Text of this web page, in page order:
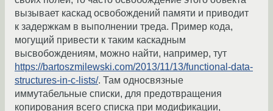
вызывает каскад освобождений памяти и приводит
к задержкам в выполнении треда. Пример кода,
могущий привести к таким каскадным
высвобождениям, можно найти, например, тут
https://bartoszmilewski.com/2013/11/13/functional-data-
structures-in-c-lists/. Там односвязные
иммутабельные списки, для предотвращения
копирования всего списка при модификации,